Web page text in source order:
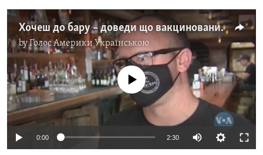
Хочеш до бару – доведи що вакцинований: у Лос-Анджелесі вводять нові вимоги вакцинації. Відео
byГолос Америки Українською
No media source currently available
0:00 2:30